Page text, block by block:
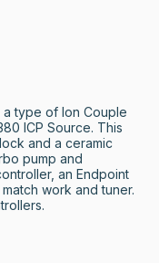
a type of Ion Couple
ICP Source. This
and a ceramic
pump and
an Endpoint
work and tuner.